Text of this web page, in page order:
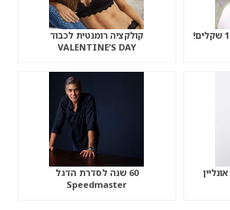
קולקציה רומנטית לכבוד
VALENTINE’S DAY
60 שנה לסדרת הדגל
Speedmaster